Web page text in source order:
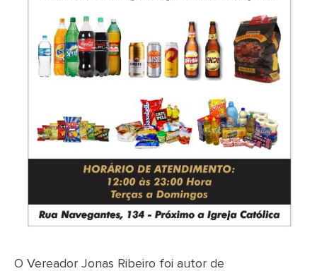
O Vereador Jonas Ribeiro foi autor de